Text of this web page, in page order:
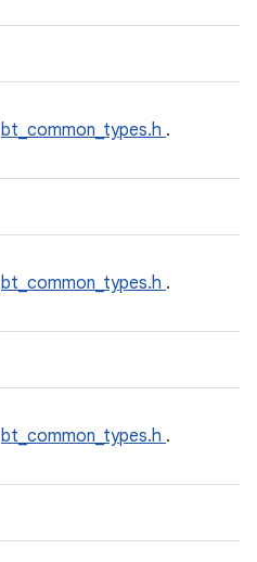
bt_common_types.h .
bt_common_types.h .
bt_common_types.h .